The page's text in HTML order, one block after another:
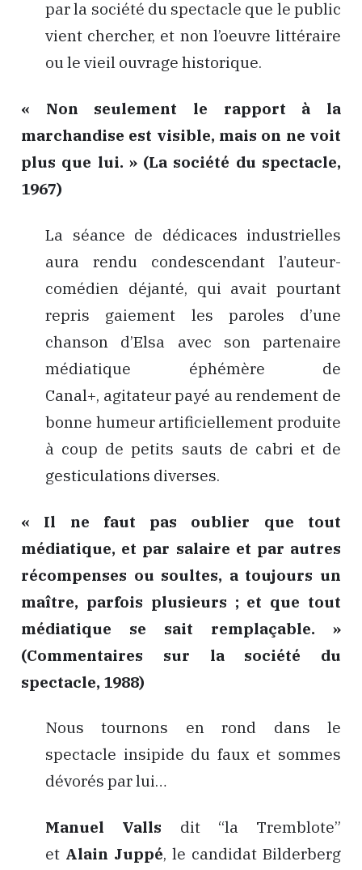
par la société du spectacle que le public
vient chercher, et non l’oeuvre littéraire
ou le vieil ouvrage historique.
« Non seulement le rapport à la
marchandise est visible, mais on ne voit
plus que lui. » (La société du spectacle,
1967)
La séance de dédicaces industrielles
aura rendu condescendant l’auteur-
comédien déjanté, qui avait pourtant
repris gaiement les paroles d’une
chanson d’Elsa avec son partenaire
médiatique éphémère de
Canal+, agitateur payé au rendement de
bonne humeur artificiellement produite
à coup de petits sauts de cabri et de
gesticulations diverses.
« Il ne faut pas oublier que tout
médiatique, et par salaire et par autres
récompenses ou soultes, a toujours un
maître, parfois plusieurs ; et que tout
médiatique se sait remplaçable. »
(Commentaires sur la société du
spectacle, 1988)
Nous tournons en rond dans le
spectacle insipide du faux et sommes
dévorés par lui…
Manuel Valls dit “la Tremblote”
et Alain Juppé, le candidat Bilderberg